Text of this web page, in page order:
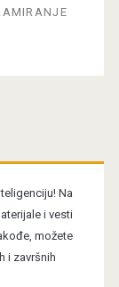
Na
i vesti
možete
i završnih